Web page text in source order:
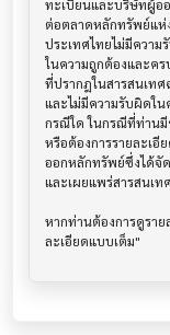
ทะเบียนและบริษัทผู้อ
ต่อตลาดหลักทรัพย์แห่
ประเทศไทยไม่มีควา
ในความถูกต้องและค
ที่ปรากฎในสารสนเท
และไม่มีความรับผิดใน
กรณีใด ในกรณีที่ท่านมี
หรือต้องการรายละเ
ออกหลักทรัพย์ซึ่งได้จั
และเผยแพร่สารสนเ
หากท่านต้องการดูรา